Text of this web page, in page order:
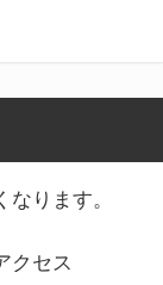
ります。
クセス